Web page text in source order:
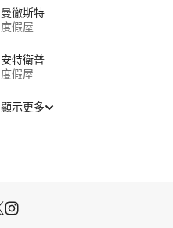
曼徹斯特
度假屋
安特衛普
度假屋
顯示更多